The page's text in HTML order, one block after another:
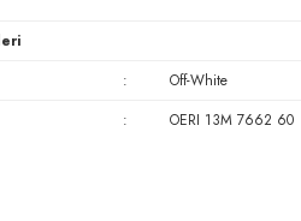
:
Off-White
: OERI 13M 7662 60